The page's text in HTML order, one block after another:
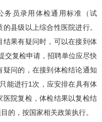
员录用体检通用标准（试
县级以上综合性医院进行。
果有疑问时，可以在接到体
交复检申请，招聘单位应尽快
问的，在接到体检结论通知
能进行1次，应安排在具有体
院复检，体检结果以复检结
的，按国家相关政策执行。